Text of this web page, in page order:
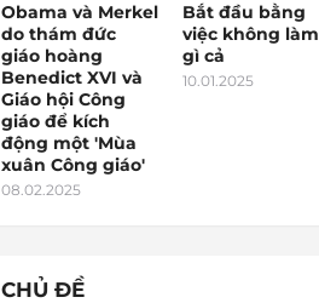
Obama và Merkel
do thám đức
giáo hoàng
Benedict XVI và
Giáo hội Công
giáo để kích
động một 'Mùa
xuân Công giáo'
08.02.2025
Bắt đầu bằng
việc không làm
gì cả
10.01.2025
CHỦ ĐỀ